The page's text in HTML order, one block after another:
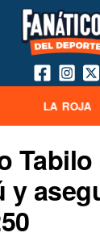
LA ROJA
Tabilo
y